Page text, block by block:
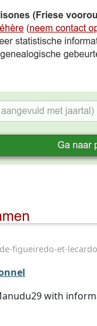
figueiredo-et-
with